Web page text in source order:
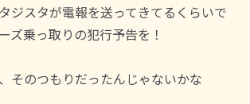
ジスタが電報を送ってきてるくらいで
ズ乗っ取りの犯行予告を！
そのつもりだったんじゃないかな